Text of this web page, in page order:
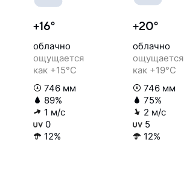
+16°
облачно
ощущается
как +15°C
746 мм
89%
1 м/с
0
12%
+20°
облачно
ощущается
как +19°C
746 мм
75%
2 м/с
5
12%